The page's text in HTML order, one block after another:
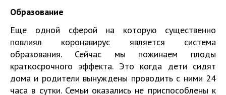
Образование
Еще одной сферой на которую существенно
повлиял коронавирус является система
образования. Сейчас мы пожинаем плоды
краткосрочного эффекта. Это когда дети сидят
дома и родители вынуждены проводить с ними 24
часа в сутки. Семьи оказались не приспособлены к